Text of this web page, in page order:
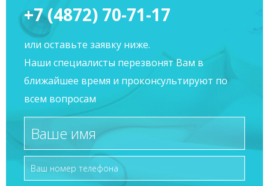
+7 (4872) 70-71-17
или оставьте заявку ниже.
Наши специалисты перезвонят Вам в
ближайшее время и проконсультируют по
всем вопросам